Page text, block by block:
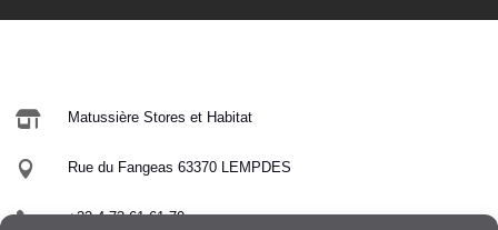
 Matussière Stores et Habitat
 Rue du Fangeas 63370 LEMPDES
 +33 4 73 61 61 70